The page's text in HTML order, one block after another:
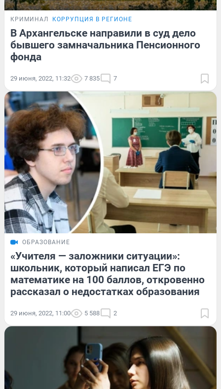
КРИМИНАЛ КОРРУПЦИЯ В РЕГИОНЕ
В Архангельске направили в суд дело
бывшего замначальника Пенсионного
фонда
29 июня, 2022, 11:32 7 835 7
ОБРАЗОВАНИЕ
«Учителя — заложники ситуации»:
школьник, который написал ЕГЭ по
математике на 100 баллов, откровенно
рассказал о недостатках образования
29 июня, 2022, 11:00 5 588 2